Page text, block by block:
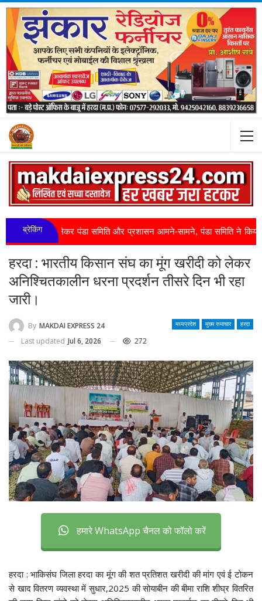
ब्रेकिंग
लेकर पंडा समिति और प्रशासन आमने-सामने, पंडा समिति ने किया जल
हरदा : भारतीय किसान संघ का मूंग खरीदी को लेकर
अनिश्चितकालीन धरना प्रदर्शन तीसरे दिन भी रहा
जारी।
मध्यप्रदेश मुख्य समाचार हरदा
By MAKDAI EXPRESS 24
Last updated Jul 6, 2026 272
हमारे WhatsApp चैनल को फॉलो करें
हरदा : भाकिसंघ जिला हरदा का मूंग की शत प्रतिशत खरीदी की मांग एवं ई टोकन
से खाद वितरण व्यवस्था में सुधार,2025 की सोयाबीन की बीमा राशि शीघ्र वितरित